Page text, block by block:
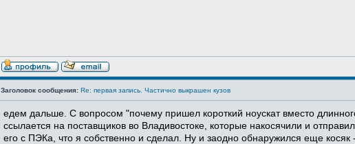
Заголовок сообщения: Re: первая запись. Частично выкрашен кузов
едем дальше. С вопросом "почему пришел короткий ноускат вместо
ссылается на поставщиков во Владивостоке, которые накосячили и
его с ПЭКа, что я собственно и сделал. Ну и заодно обнаружился еще